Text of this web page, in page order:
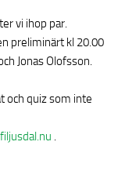
vi ihop par.
preliminärt kl 20.00
Jonas Olofsson.
och quiz som inte
.